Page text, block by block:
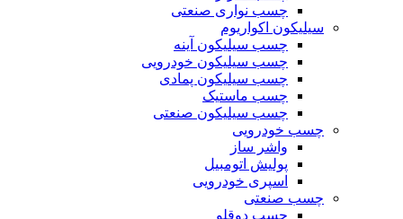
چسب نواری صنعتی
سیلیکون اکواریوم
چسب سیلیکون آینه
چسب سیلیکون خودرویی
چسب سیلیکون پمادی
چسب ماستیک
چسب سیلیکون صنعتی
چسب خودرویی
واشر ساز
پولیش اتومبیل
اسپری خودرویی
چسب صنعتی
چسب دوقلو